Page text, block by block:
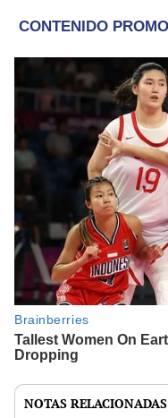
NOTAS RELACIONADAS